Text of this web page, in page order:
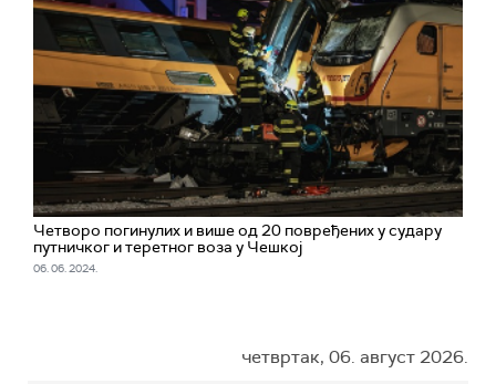
Четворо погинулих и више од 20 повређених у судару
путничког и теретног воза у Чешкој
06. 06. 2024.
четвртак, 06. август 2026.